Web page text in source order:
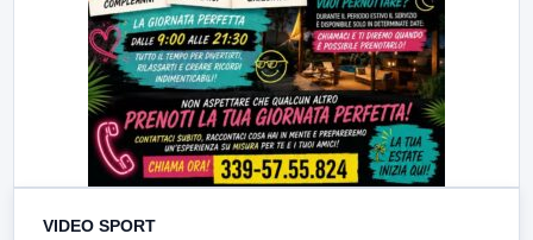
VIDEO SPORT